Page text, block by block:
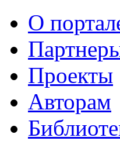
О
Проекты
Авторам